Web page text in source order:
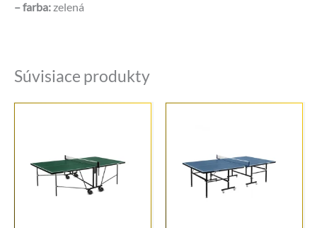
– farba:zelená
Súvisiace produkty